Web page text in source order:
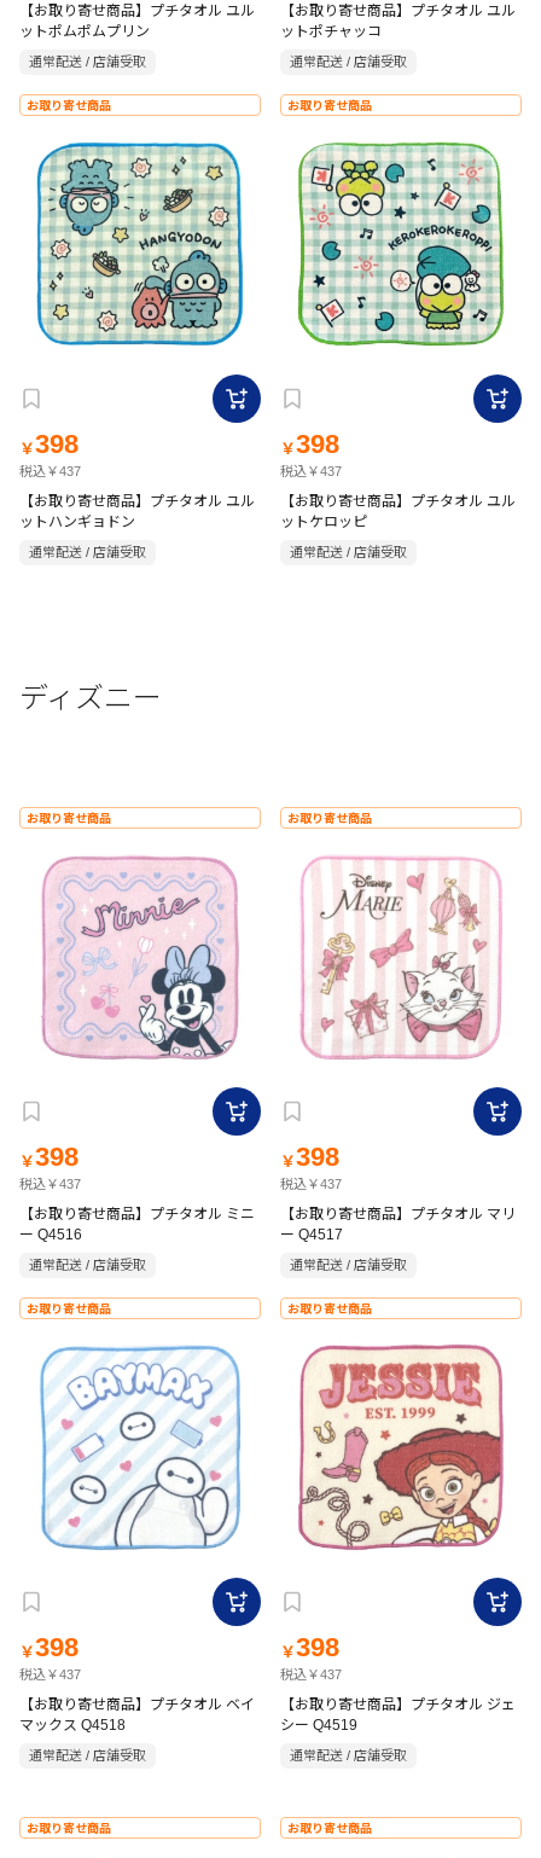
【お取り寄せ商品】プチタオル ユル
ットポムポムプリン
通常配送 / 店舗受取
【お取り寄せ商品】プチタオル ユル
ットポチャッコ
通常配送 / 店舗受取
お取り寄せ商品
￥398
税込￥437
【お取り寄せ商品】プチタオル ユル
ットハンギョドン
通常配送 / 店舗受取
お取り寄せ商品
￥398
税込￥437
【お取り寄せ商品】プチタオル ユル
ットケロッピ
通常配送 / 店舗受取
ディズニー
お取り寄せ商品
￥398
税込￥437
【お取り寄せ商品】プチタオル ミニ
ー Q4516
通常配送 / 店舗受取
お取り寄せ商品
￥398
税込￥437
【お取り寄せ商品】プチタオル マリ
ー Q4517
通常配送 / 店舗受取
お取り寄せ商品
￥398
税込￥437
【お取り寄せ商品】プチタオル ベイ
マックス Q4518
通常配送 / 店舗受取
お取り寄せ商品
￥398
税込￥437
【お取り寄せ商品】プチタオル ジェ
シー Q4519
通常配送 / 店舗受取
お取り寄せ商品 お取り寄せ商品